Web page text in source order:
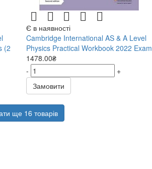
(2
Є в наявності
Cambridge International AS & A Level
Physics Practical Workbook 2022 Exam
1478.00₴
-
+
Замовити
ще 16 товарів